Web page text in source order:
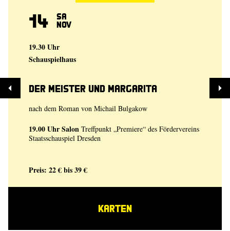
14 Sa
Nov
19.30 Uhr
Schauspielhaus
Der Meister und Margarita
nach dem Roman von Michail Bulgakow
19.00 UhrSalon Treffpunkt „Premiere“ des Fördervereins
Staatsschauspiel Dresden
Preis: 22 € bis 39 €
KARTEN